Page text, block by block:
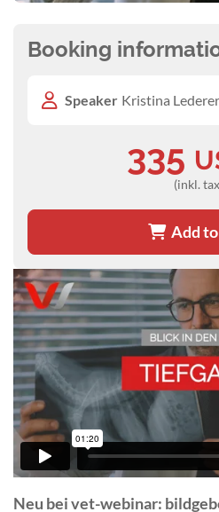
Neu bei vet-webinar:
Booking
Speaker Kristina
335
(inkl.
Add